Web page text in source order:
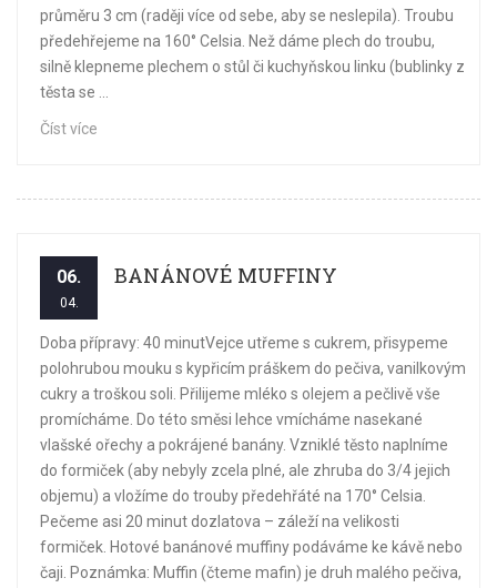
průměru 3 cm (raději více od sebe, aby se neslepila). Troubu
předehřejeme na 160° Celsia. Než dáme plech do troubu,
silně klepneme plechem o stůl či kuchyňskou linku (bublinky z
těsta se ...
Číst více
06.
04.
BANÁNOVÉ MUFFINY
Doba přípravy: 40 minutVejce utřeme s cukrem, přisypeme
polohrubou mouku s kypřicím práškem do pečiva, vanilkovým
cukry a troškou soli. Přilijeme mléko s olejem a pečlivě vše
promícháme. Do této směsi lehce vmícháme nasekané
vlašské ořechy a pokrájené banány. Vzniklé těsto naplníme
do formiček (aby nebyly zcela plné, ale zhruba do 3/4 jejich
objemu) a vložíme do trouby předehřáté na 170° Celsia.
Pečeme asi 20 minut dozlatova – záleží na velikosti
formiček. Hotové banánové muffiny podáváme ke kávě nebo
čaji. Poznámka: Muffin (čteme mafin) je druh malého pečiva,